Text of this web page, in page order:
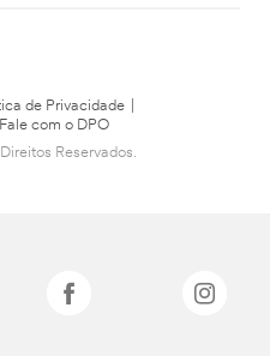
de Privacidade
Fale com o DPO
Reservados.